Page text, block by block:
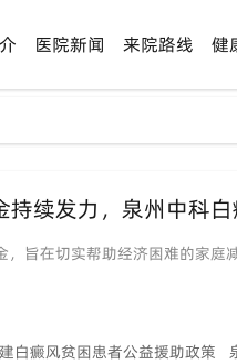
医院新闻 来院路线 健
旨在切实帮助经济困难的家庭
白癜风贫困患者公益援助政策